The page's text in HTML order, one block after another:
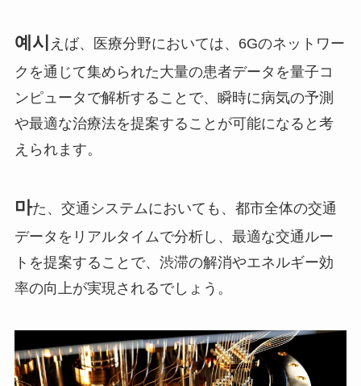
예시 えば、医療分野においては、6Gのネットワー
クを通じて集められた大量の患者データを量子コ
ンピュータで解析することで、瞬時に病気の予測
や最適な治療法を提案することが可能になると考
えられます。
마た、交通システムにおいても、都市全体の交通
データをリアルタイムで分析し、最適な交通ルー
トを提案することで、渋滞の解消やエネルギー効
率の向上が実現されるでしょう。